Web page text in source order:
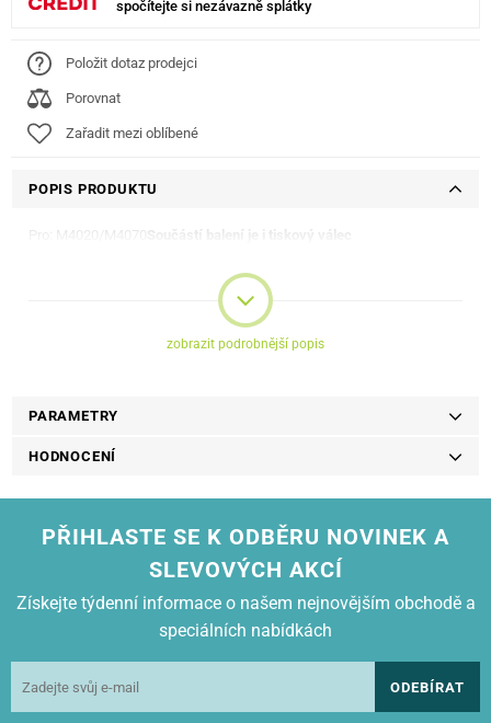
spočítejte si nezávazně splátky
Položit dotaz prodejci
Porovnat
Zařadit mezi oblíbené
POPIS PRODUKTU
Součástí balení je i tiskový válec
zobrazit podrobnější popis
PARAMETRY
HODNOCENÍ
PŘIHLASTE SE K ODBĚRU NOVINEK A
SLEVOVÝCH AKCÍ
Získejte týdenní informace o našem nejnovějším obchodě a
speciálních nabídkách
ODEBÍRAT